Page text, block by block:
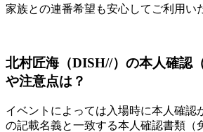
家族との連番希望も安心してご利用い
北村匠海（DISH//）の本人確認
や注意点は？
イベントによっては入場時に本人確認
の記載名義と一致する本人確認書類（